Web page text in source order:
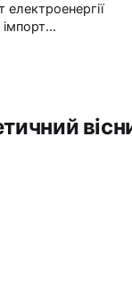
системи
Графіка: